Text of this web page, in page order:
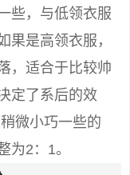
些，与低领衣服
果是高领衣服，
，适合于比较帅
定了系后的效
微小巧一些的
为2：1。